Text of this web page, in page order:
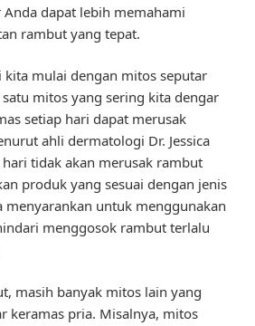
Anda dapat lebih memahami
rambut yang tepat.
kita mulai dengan mitos seputar
satu mitos yang sering kita dengar
setiap hari dapat merusak
ahli dermatologi Dr. Jessica
tidak akan merusak rambut
produk yang sesuai dengan jenis
menyarankan untuk menggunakan
menggosok rambut terlalu
masih banyak mitos lain yang
keramas pria. Misalnya, mitos